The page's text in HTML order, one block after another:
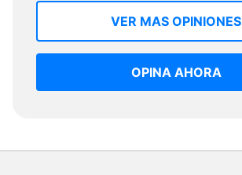
VER MAS OPINIONES
OPINA AHORA